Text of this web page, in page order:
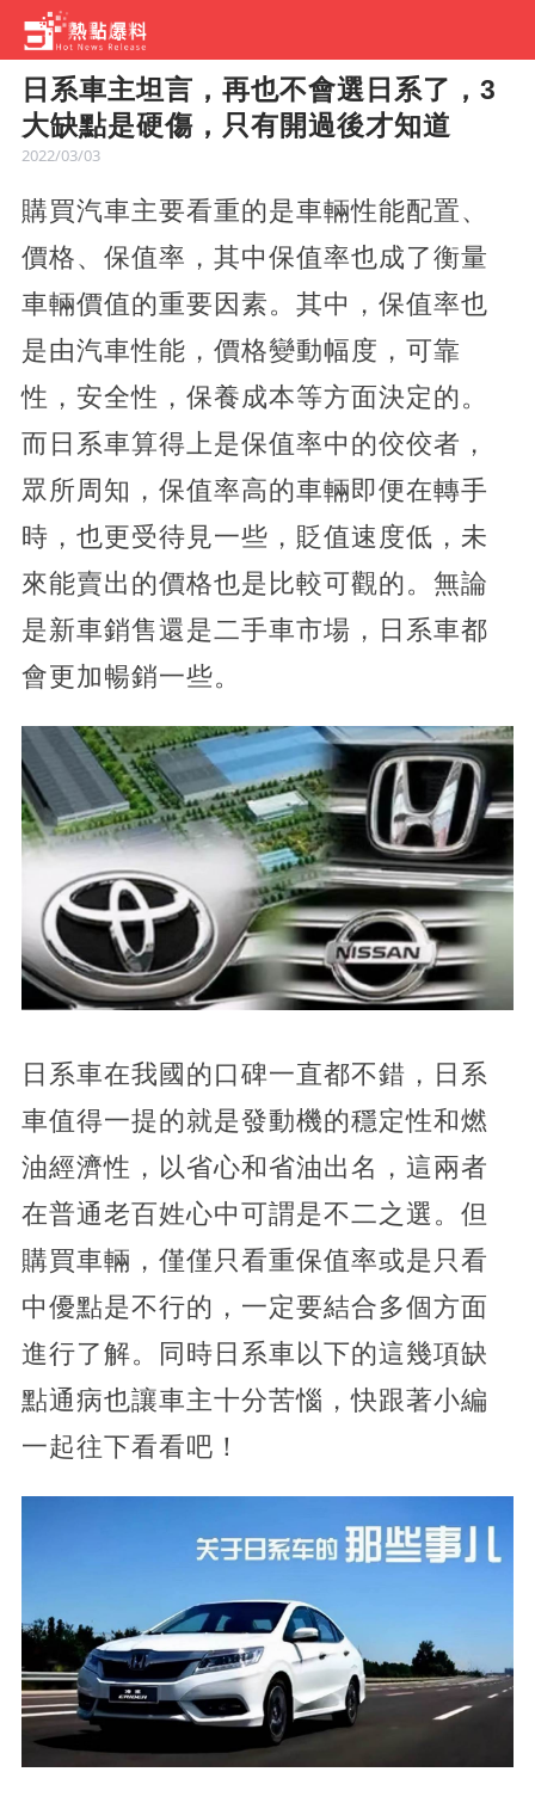
日系車主坦言，再也不會選日系了，3
大缺點是硬傷，只有開過後才知道
2022/03/03
購買汽車主要看重的是車輛性能配置、
價格、保值率，其中保值率也成了衡量
車輛價值的重要因素。其中，保值率也
是由汽車性能，價格變動幅度，可靠
性，安全性，保養成本等方面決定的。
而日系車算得上是保值率中的佼佼者，
眾所周知，保值率高的車輛即便在轉手
時，也更受待見一些，貶值速度低，未
來能賣出的價格也是比較可觀的。無論
是新車銷售還是二手車市場，日系車都
會更加暢銷一些。
日系車在我國的口碑一直都不錯，日系
車值得一提的就是發動機的穩定性和燃
油經濟性，以省心和省油出名，這兩者
在普通老百姓心中可謂是不二之選。但
購買車輛，僅僅只看重保值率或是只看
中優點是不行的，一定要結合多個方面
進行了解。同時日系車以下的這幾項缺
點通病也讓車主十分苦惱，快跟著小編
一起往下看看吧！